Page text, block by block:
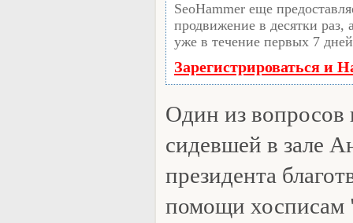
SeoHammer еще
продвижение в десятки раз,
уже в течение первых 7
Зарегистрироваться и
Один из вопросов
сидевшей в зале
президента
помощи хосписам